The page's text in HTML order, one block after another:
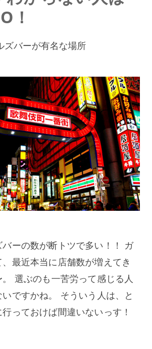
！
ズバーが有名な場所
ーの数が断トツで多い！！ ガ
最近本当に店舗数が増えてき
選ぶのも一苦労って感じる人
ですかね。 そういう人は、と
っておけば間違いないっす！